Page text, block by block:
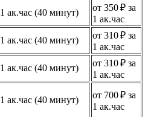
1 ак.час (40 минут)
от 350 ₽ за
1 ак.час
1 ак.час (40 минут)
от 310 ₽ за
1 ак.час
1 ак.час (40 минут)
от 310 ₽ за
1 ак.час
1 ак.час (40 минут)
от 700 ₽ за
1 ак.час